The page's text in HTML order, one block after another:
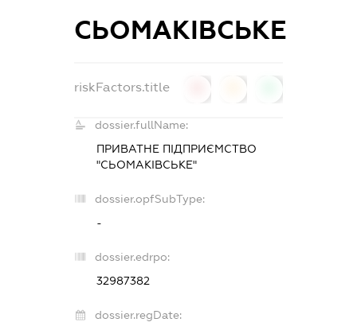
СЬОМАКІВСЬКЕ
riskFactors.title
dossier.fullName:
ПРИВАТНЕ ПІДПРИЄМСТВО
"СЬОМАКІВСЬКЕ"
dossier.opfSubType:
-
dossier.edrpo:
32987382
dossier.regDate: